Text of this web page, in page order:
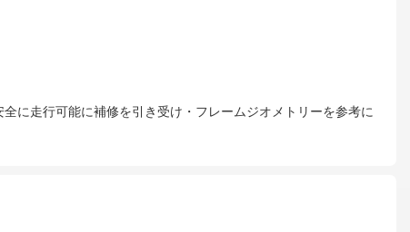
に走行可能に補修を引き受け・フレームジオメトリーを参考に